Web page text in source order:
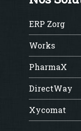
ERP Zorg
Works
PharmaX
DirectWay
Xycomat